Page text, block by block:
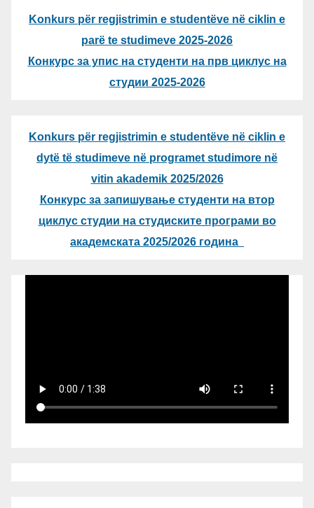
Konkurs për regjistrimin e studentëve në ciklin e
parë te studimeve 2025-2026
Конкурс за упис на студенти на прв циклус на
студии 2025-2026
Konkurs për regjistrimin e studentëve në ciklin e
dytë të studimeve në programet studimore në
vitin akademik 2025/2026
Конкурс за запишување студенти на втор
циклус студии на студиските програми во
академската 2025/2026 година